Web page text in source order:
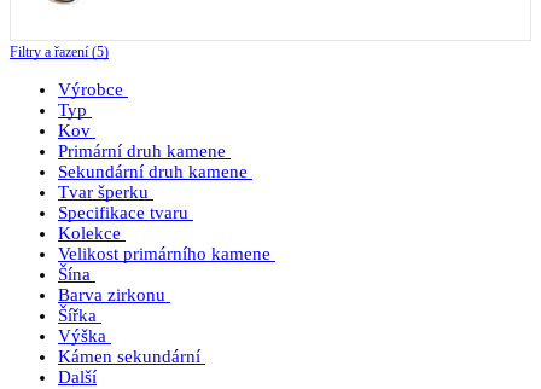
Filtry a řazení (5)
Výrobce
Typ
Kov
Primární druh kamene
Sekundární druh kamene
Tvar šperku
Specifikace tvaru
Kolekce
Velikost primárního kamene
Šína
Barva zirkonu
Šířka
Výška
Kámen sekundární
Další